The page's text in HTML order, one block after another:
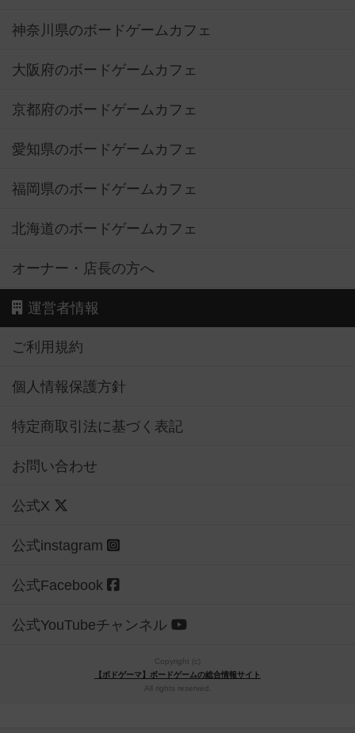
神奈川県のボードゲームカフェ
大阪府のボードゲームカフェ
京都府のボードゲームカフェ
愛知県のボードゲームカフェ
福岡県のボードゲームカフェ
北海道のボードゲームカフェ
オーナー・店長の方へ
運営者情報
ご利用規約
個人情報保護方針
特定商取引法に基づく表記
お問い合わせ
公式X
公式instagram
公式Facebook
公式YouTubeチャンネル
Copyright (c)
【ボドゲーマ】ボードゲームの総合情報サイト
All rights reserved.